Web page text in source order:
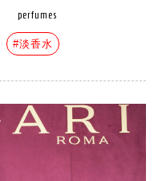
perfumes
#淡香水